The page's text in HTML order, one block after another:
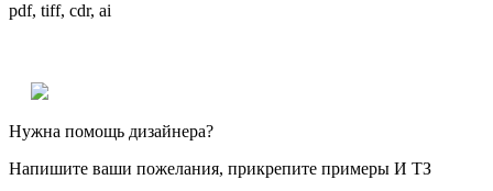
pdf, tiff, cdr, ai
Нужна помощь дизайнера?
Напишите ваши пожелания, прикрепите примеры И ТЗ